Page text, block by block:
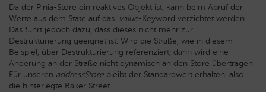
Da der Pinia-Store ein reaktives Objekt ist, kann beim Abruf der
Werte aus dem State auf das .value-Keyword verzichtet werden.
Das führt jedoch dazu, dass dieses nicht mehr zur
Destrukturierung geeignet ist. Wird die Straße, wie in diesem
Beispiel, über Destrukturierung referenziert, dann wird eine
Änderung an der Straße nicht dynamisch an den Store übertragen.
Für unseren addressStore bleibt der Standardwert erhalten, also
die hinterlegte Baker Street.